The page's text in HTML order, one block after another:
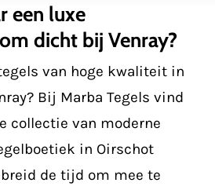
een luxe
dicht bij Venray?
van hoge kwaliteit in
Bij Marba Tegels vind
collectie van moderne
in Oirschot
de tijd om mee te